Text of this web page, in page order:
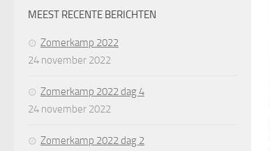
MEEST RECENTE BERICHTEN
Zomerkamp 2022
24 november 2022
Zomerkamp 2022 dag 4
24 november 2022
Zomerkamp 2022 dag 2